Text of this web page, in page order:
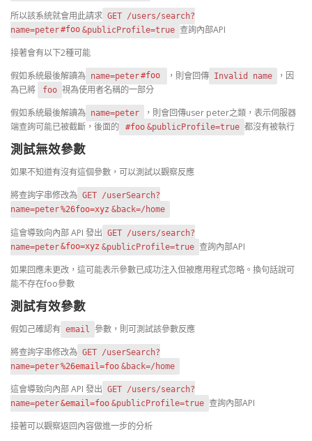
所以該系統就會用此請求 GET /users/search?
name=peter#foo &publicProfile=true 查詢內部API
接著會有以下2種可能
假如系統最後解讀為 name=peter#foo ，則會回傳 Invalid name
，因
為已將
foo 視為使用者名稱的一部分
假如系統最後解讀為 name=peter
，則會回傳user peter之類，表示伺服器
端查詢可能已被截斷，後面的
#foo &publicProfile=true 都沒有被執行
測試無效參數
如果不知道有沒有這個參數，可以測試以觀察反應
將查詢字串修改為 GET /userSearch?
name=peter%26foo=xyz &back=/home
這會導致向內部 API 發出 GET /users/search?
name=peter&foo=xyz &publicProfile=true 查詢內部API
如果回應未更改，這可能表示參數已成功注入但被應用程式忽略。換句話說可
能不存在foo參數
測試有效參數
假如己確認有 email 參數，則可測試該參數反應
將查詢字串修改為 GET /userSearch?
name=peter%26email=foo &back=/home
這會導致向內部 API 發出 GET /users/search?
name=peter&email=foo &publicProfile=true 查詢內部API
接著可以觀察返回內容做進一步的分析